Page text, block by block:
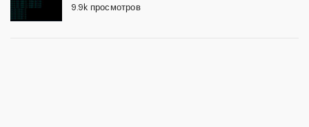
9.9k просмотров